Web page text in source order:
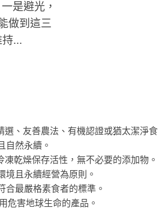
是避光，
做到這三
...
選、友善農法、有機認證或猶太潔淨食
自然永續。
乾燥保存活性，無不必要的添加物。
境且永續經營為原則。
合最嚴格素食者的標準。
危害地球生命的產品。